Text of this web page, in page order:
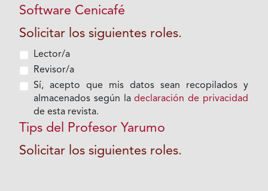
Software Cenicafé
Solicitar los siguientes roles.
Lector/a
Revisor/a
Sí, acepto que mis datos sean recopilados y
almacenados según ladeclaración de privacidad
de esta revista.
Tips del Profesor Yarumo
Solicitar los siguientes roles.